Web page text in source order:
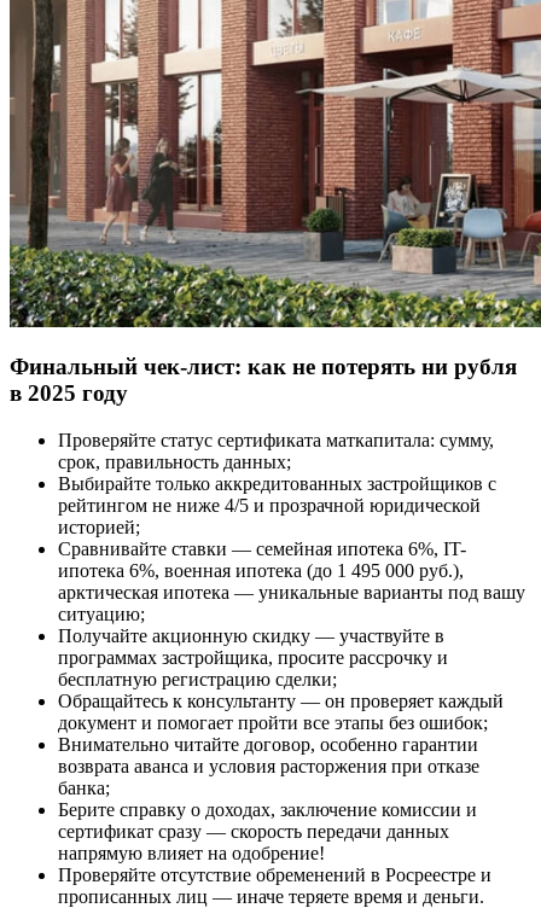
Финальный чек-лист: как не потерять ни рубля
в 2025 году
Проверяйте статус сертификата маткапитала: сумму,
срок, правильность данных;
Выбирайте только аккредитованных застройщиков с
рейтингом не ниже 4/5 и прозрачной юридической
историей;
Сравнивайте ставки — семейная ипотека 6%, IT-
ипотека 6%, военная ипотека (до 1 495 000 руб.),
арктическая ипотека — уникальные варианты под вашу
ситуацию;
Получайте акционную скидку — участвуйте в
программах застройщика, просите рассрочку и
бесплатную регистрацию сделки;
Обращайтесь к консультанту — он проверяет каждый
документ и помогает пройти все этапы без ошибок;
Внимательно читайте договор, особенно гарантии
возврата аванса и условия расторжения при отказе
банка;
Берите справку о доходах, заключение комиссии и
сертификат сразу — скорость передачи данных
напрямую влияет на одобрение!
Проверяйте отсутствие обременений в Росреестре и
прописанных лиц — иначе теряете время и деньги.